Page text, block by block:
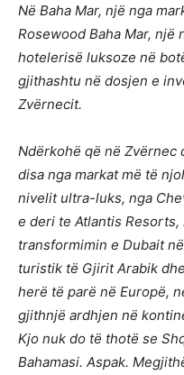
Në Baha Mar, një nga
Rosewood Baha Mar,
hotelerisë luksoze në
gjithashtu në dosjen e
Zvërnecit.
Ndërkohë që në Zvërnec
disa nga markat më të
nivelit ultra-luks, nga
e deri te Atlantis
transformimin e Dubait
turistik të Gjirit Arabik
herë të parë në Europë,
gjithnjë ardhjen në
Kjo nuk do të thotë se
Bahamasi. Aspak.